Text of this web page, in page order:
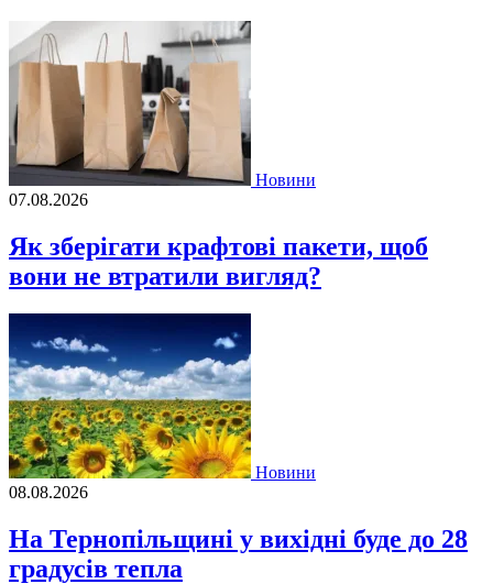
Новини
07.08.2026
Як зберігати крафтові пакети, щоб
вони не втратили вигляд?
Новини
08.08.2026
На Тернопільщині у вихідні буде до 28
градусів тепла